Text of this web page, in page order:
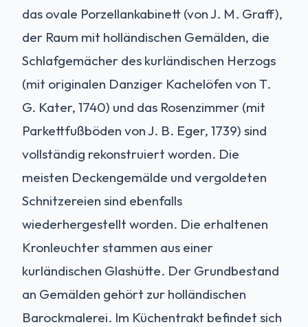
das ovale Porzellankabinett (von J. M. Graff),
der Raum mit holländischen Gemälden, die
Schlafgemächer des kurländischen Herzogs
(mit originalen Danziger Kachelöfen von T.
G. Kater, 1740) und das Rosenzimmer (mit
Parkettfußböden von J. B. Eger, 1739) sind
vollständig rekonstruiert worden. Die
meisten Deckengemälde und vergoldeten
Schnitzereien sind ebenfalls
wiederhergestellt worden. Die erhaltenen
Kronleuchter stammen aus einer
kurländischen Glashütte. Der Grundbestand
an Gemälden gehört zur holländischen
Barockmalerei. Im Küchentrakt befindet sich